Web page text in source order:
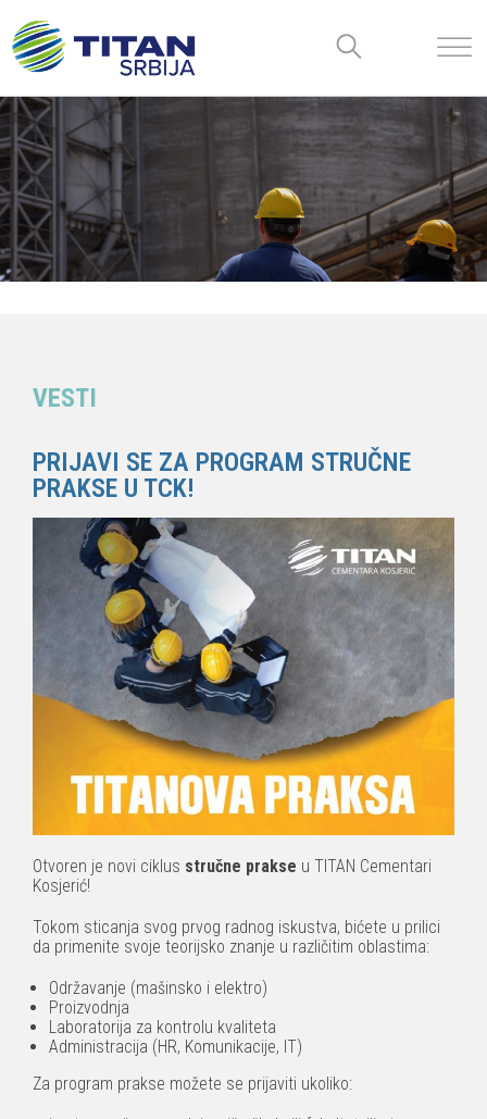
VESTI
PRIJAVI SE ZA PROGRAM STRUČNE
PRAKSE U TCK!
Otvoren je novi ciklus stručne prakse u TITAN Cementari
Kosjerić!
Tokom sticanja svog prvog radnog iskustva, bićete u prilici
da primenite svoje teorijsko znanje u različitim oblastima:
Održavanje (mašinsko i elektro)
Proizvodnja
Laboratorija za kontrolu kvaliteta
Administracija (HR, Komunikacije, IT)
Za program prakse možete se prijaviti ukoliko: